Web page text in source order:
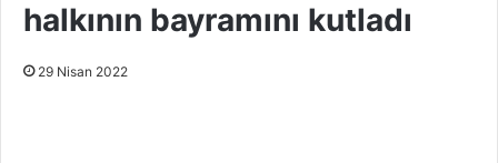
halkının bayramını kutladı
29 Nisan 2022